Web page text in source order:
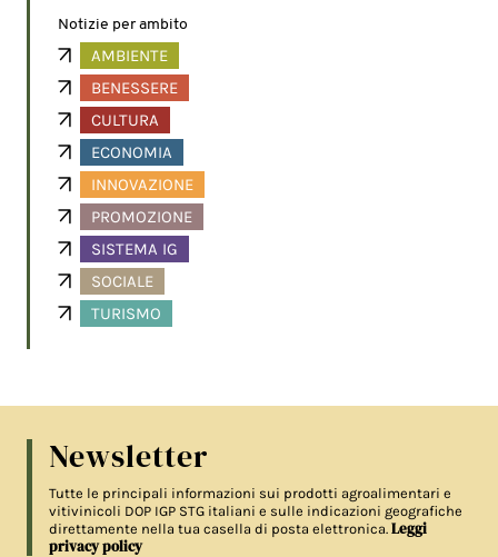
Notizie per ambito
AMBIENTE
BENESSERE
CULTURA
ECONOMIA
INNOVAZIONE
PROMOZIONE
SISTEMA IG
SOCIALE
TURISMO
Newsletter
Tutte le principali informazioni sui prodotti agroalimentari e
vitivinicoli DOP IGP STG italiani e sulle indicazioni geografiche
direttamente nella tua casella di posta elettronica.Leggi
privacy policy